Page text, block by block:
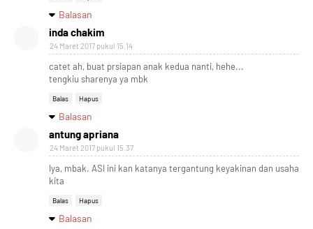
Balasan
inda chakim
24 Maret 2017 pukul 15.14
catet ah, buat prsiapan anak kedua nanti, hehe...
tengkiu sharenya ya mbk
Balas Hapus
Balasan
antung apriana
24 Maret 2017 pukul 15.37
Iya, mbak. ASI ini kan katanya tergantung keyakinan dan usaha
kita
Balas Hapus
Balasan